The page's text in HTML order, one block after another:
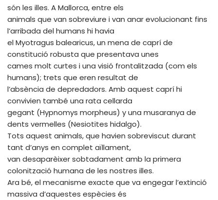
són les illes. A Mallorca, entre els
animals que van sobreviure i van anar evolucionant fins
l’arribada del humans hi havia
el Myotragus balearicus, un mena de caprí de
constitució robusta que presentava unes
cames molt curtes i una visió frontalitzada (com els
humans); trets que eren resultat de
l’absència de depredadors. Amb aquest caprí hi
convivien també una rata cellarda
gegant (Hypnomys morpheus) y una musaranya de
dents vermelles (Nesiotites hidalgo).
Tots aquest animals, que havien sobreviscut durant
tant d’anys en complet aïllament,
van desaparèixer sobtadament amb la primera
colonització humana de les nostres illes.
Ara bé, el mecanisme exacte que va engegar l’extinció
massiva d’aquestes espècies és